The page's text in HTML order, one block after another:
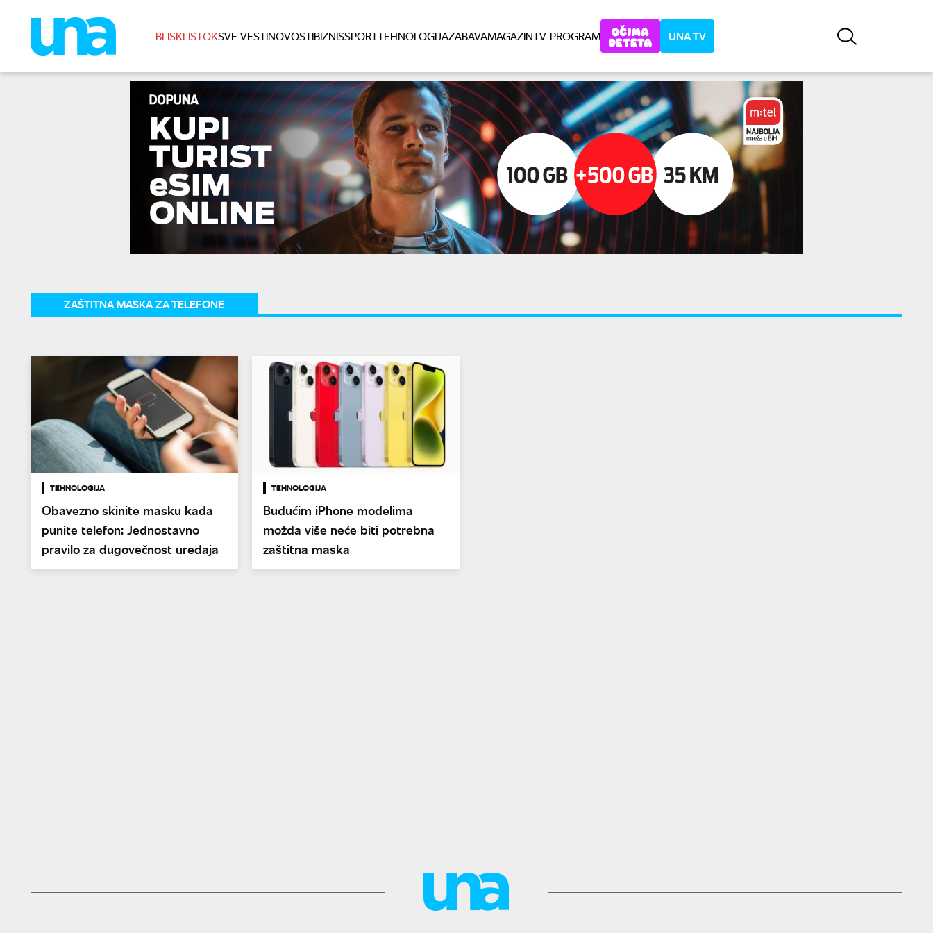
BLISKI ISTOKSVE VESTINOVOSTIBIZNISSPORTTEHNOLOGIJAZABAVAMAGAZINTV PROGRAM UNA TV
ZAŠTITNA MASKA ZA TELEFONE
TEHNOLOGIJA
Obavezno skinite masku kada
punite telefon: Jednostavno
pravilo za dugovečnost uređaja
TEHNOLOGIJA
Budućim iPhone modelima
možda više neće biti potrebna
zaštitna maska